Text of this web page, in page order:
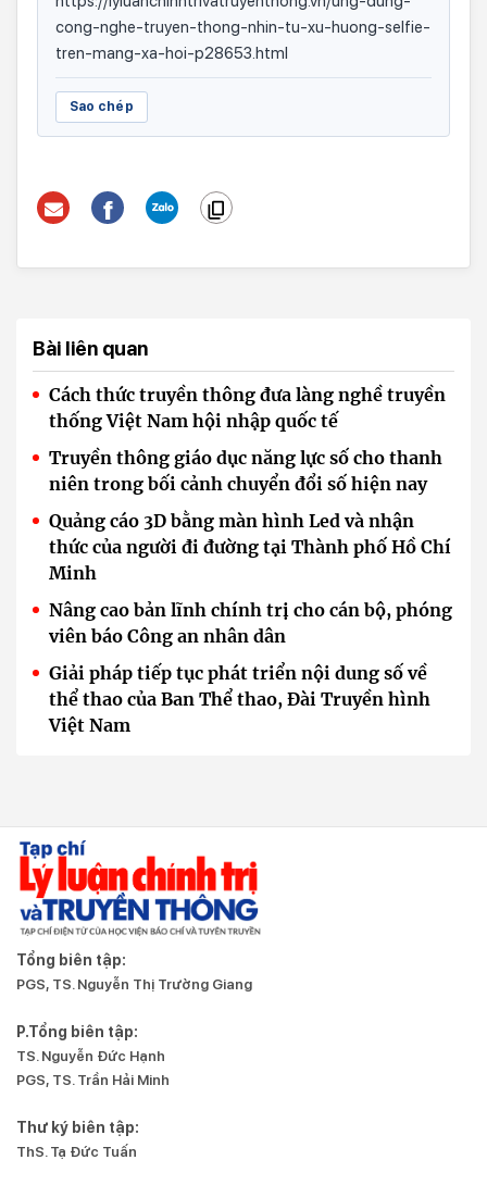
cong-nghe-truyen-thong-nhin-tu-xu-huong-selfie-
tren-mang-xa-hoi-p28653.html
Sao chép
Bài liên quan
Cách thức truyền thông đưa làng nghề truyền
thống Việt Nam hội nhập quốc tế
Truyền thông giáo dục năng lực số cho thanh
niên trong bối cảnh chuyển đổi số hiện nay
Quảng cáo 3D bằng màn hình Led và nhận
thức của người đi đường tại Thành phố Hồ Chí
Minh
Nâng cao bản lĩnh chính trị cho cán bộ, phóng
viên báo Công an nhân dân
Giải pháp tiếp tục phát triển nội dung số về
thể thao của Ban Thể thao, Đài Truyền hình
Việt Nam
Tổng biên tập:
PGS, TS. Nguyễn Thị Trường Giang
P.Tổng biên tập:
TS. Nguyễn Đức Hạnh
PGS, TS. Trần Hải Minh
Thư ký biên tập:
ThS. Tạ Đức Tuấn